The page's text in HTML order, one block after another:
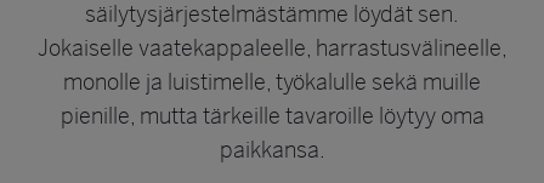
säilytysjärjestelmästämme löydät sen.
Jokaiselle vaatekappaleelle, harrastusvälineelle,
monolle ja luistimelle, työkalulle sekä muille
pienille, mutta tärkeille tavaroille löytyy oma
paikkansa.